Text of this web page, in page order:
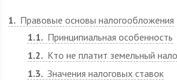
1
Правовые основы налогообложения
1.1
Принципиальная особенность
1.2
Кто не платит земельный
1.3 Значения налоговых ставок